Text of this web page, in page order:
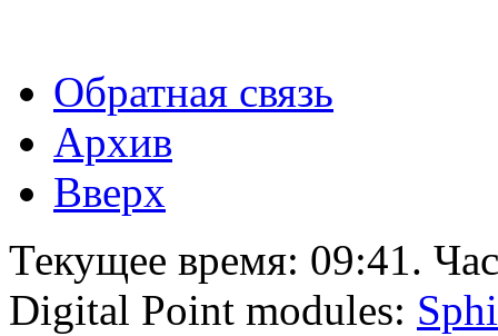
Обратная связь
Архив
Вверх
Текущее время: 09:41.
Digital Point modules: